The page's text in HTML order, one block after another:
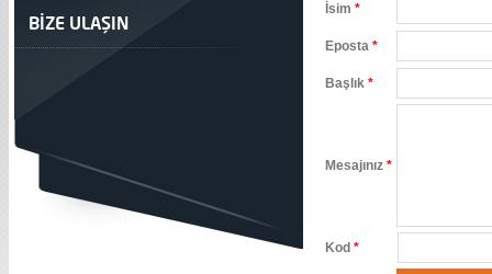
BİZE ULAŞIN
İsim *
Eposta *
Başlık *
Mesajınız *
Kod *